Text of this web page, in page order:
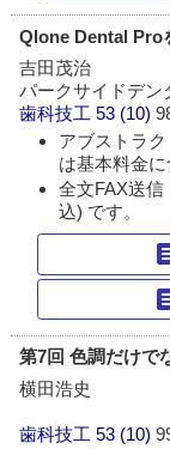
Qlone Dental Pro
吉田茂治
パークサイドデン
歯科技工 53 (10)
アブストラ
は基本料金に
全文FAX送
込) です。
第7回 色調だけで
横田浩史
歯科技工 53 (10)